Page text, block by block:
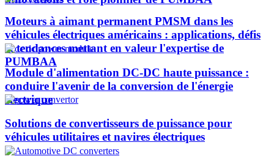
Moteurs à aimant permanent PMSM dans les
véhicules électriques américains : applications, défis
et tendances mettant en valeur l'expertise de
PUMBAA​
Module d'alimentation DC-DC haute puissance :
conduire l'avenir de la conversion de l'énergie
électrique
Solutions de convertisseurs de puissance pour
véhicules utilitaires et navires électriques